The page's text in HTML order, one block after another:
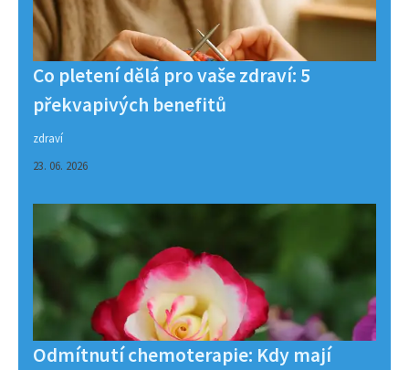
Co pletení dělá pro vaše zdraví: 5
překvapivých benefitů
zdraví
23. 06. 2026
Odmítnutí chemoterapie: Kdy mají